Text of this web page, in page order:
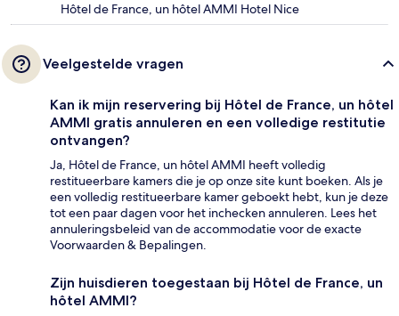
Hôtel de France, un hôtel AMMI Hotel Nice
Veelgestelde vragen
Kan ik mijn reservering bij Hôtel de France, un hôtel
AMMI gratis annuleren en een volledige restitutie
ontvangen?
Ja, Hôtel de France, un hôtel AMMI heeft volledig
restitueerbare kamers die je op onze site kunt boeken. Als je
een volledig restitueerbare kamer geboekt hebt, kun je deze
tot een paar dagen voor het inchecken annuleren. Lees het
annuleringsbeleid van de accommodatie voor de exacte
Voorwaarden & Bepalingen.
Zijn huisdieren toegestaan bij Hôtel de France, un
hôtel AMMI?